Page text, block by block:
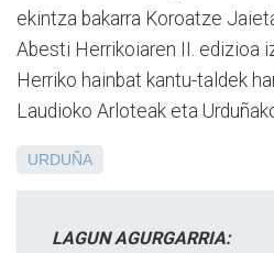
ekintza bakarra Koroatze
Abesti Herrikoiaren II. edizioa
Herriko hainbat kantu-taldek
Laudioko Arloteak eta
URDUÑA
LAGUN AGURGARRIA: